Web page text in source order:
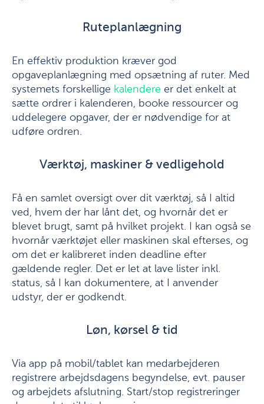
Ruteplanlægning
En effektiv produktion kræver god
opgaveplanlægning med opsætning af ruter. Med
systemets forskellige kalendere er det enkelt at
sætte ordrer i kalenderen, booke ressourcer og
uddelegere opgaver, der er nødvendige for at
udføre ordren.
Værktøj, maskiner & vedligehold
Få en samlet oversigt over dit værktøj, så I altid
ved, hvem der har lånt det, og hvornår det er
blevet brugt, samt på hvilket projekt. I kan også se
hvornår værktøjet eller maskinen skal efterses, og
om det er kalibreret inden deadline efter
gældende regler. Det er let at lave lister inkl.
status, så I kan dokumentere, at I anvender
udstyr, der er godkendt.
Løn, kørsel & tid
Via app på mobil/tablet kan medarbejderen
registrere arbejdsdagens begyndelse, evt. pauser
og arbejdets afslutning. Start/stop registreringer